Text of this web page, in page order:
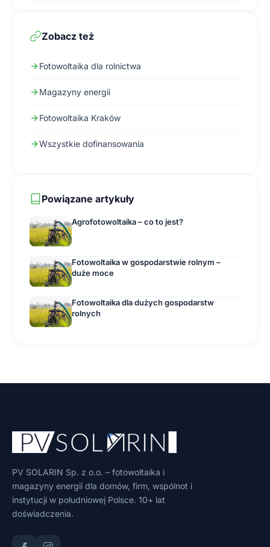
Zobacz też
Fotowoltaika dla rolnictwa
Magazyny energii
Fotowoltaika Kraków
Wszystkie dofinansowania
Powiązane artykuły
Agrofotowoltaika – co to jest?
Fotowoltaika w gospodarstwie rolnym –
duże moce
Fotowoltaika dla dużych gospodarstw
rolnych
PV SOLARIN Sp. z o.o. – fotowoltaika i
magazyny energii dla domów, firm, wspólnot i
instytucji w południowej Polsce. 10+ lat
doświadczenia.